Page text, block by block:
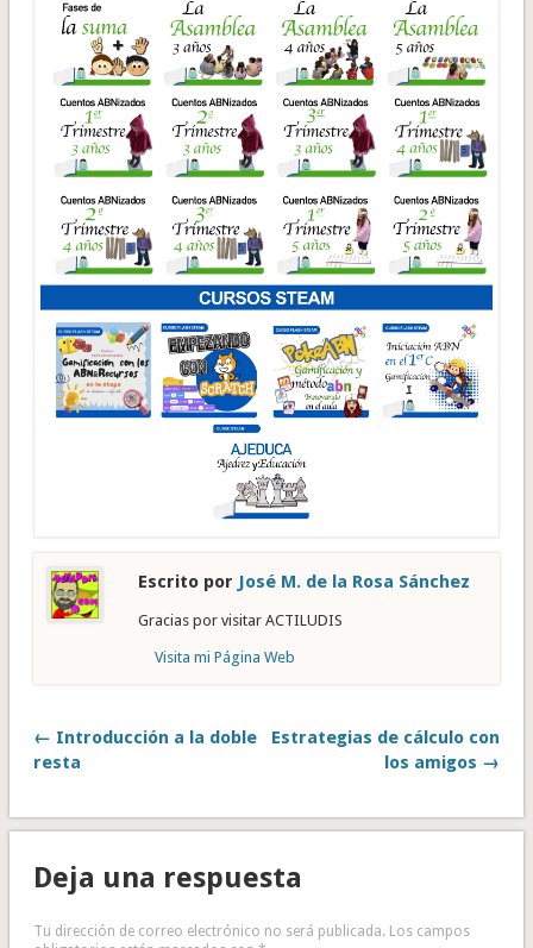
Escrito por José M. de la Rosa Sánchez
Gracias por visitar ACTILUDIS
Visita mi Página Web
← Introducción a la doble
resta
Estrategias de cálculo con
los amigos →
Deja una respuesta
Tu dirección de correo electrónico no será publicada. Los campos